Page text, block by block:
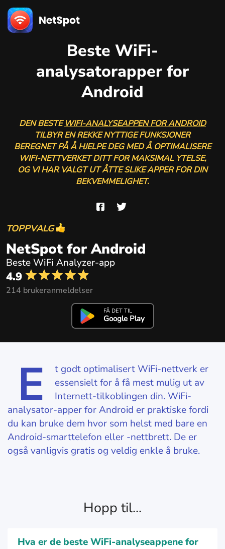
Beste WiFi-
analysatorapper for
Android
DEN BESTEWIFI-ANALYSEAPPEN FOR ANDROID
TILBYR EN REKKE NYTTIGE FUNKSJONER
BEREGNET PÅ Å HJELPE DEG MED Å OPTIMALISERE
WIFI-NETTVERKET DITT FOR MAKSIMAL YTELSE,
OG VI HAR VALGT UT ÅTTE SLIKE APPER FOR DIN
BEKVEMMELIGHET.
TOPPVALG
NetSpot for Android
Beste WiFi Analyzer-app
4.9
214 brukeranmeldelser
FÅ DET TIL
Google Play
E
t godt optimalisert WiFi-nettverk er
essensielt for å få mest mulig ut av
Internett-tilkoblingen din. WiFi-
analysator-apper for Android er praktiske fordi
du kan bruke dem hvor som helst med bare en
Android-smarttelefon eller -nettbrett. De er
også vanligvis gratis og veldig enkle å bruke.
Hopp til...
Hva er de beste WiFi-analyseappene for